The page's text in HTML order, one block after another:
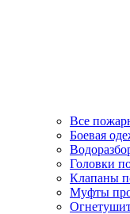
Все
Боевая
Головки
Клапаны
Муфты